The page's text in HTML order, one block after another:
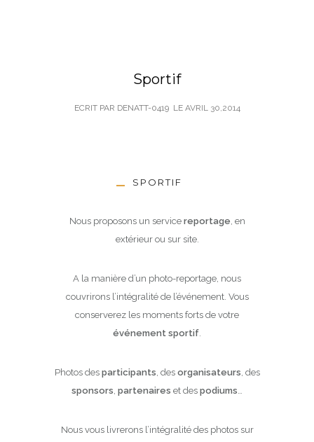
Sportif
ECRIT PAR DENATT-0419 LE AVRIL 30,2014
SPORTIF
Nous proposons un service reportage, en
extérieur ou sur site.
A la manière d’un photo-reportage, nous
couvrirons l’intégralité de l’événement. Vous
conserverez les moments forts de votre
événement sportif.
Photos des participants, des organisateurs, des
sponsors, partenaires et des podiums…
Nous vous livrerons l’intégralité des photos sur